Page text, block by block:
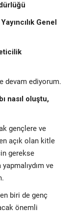
Genel
devam ediyorum.
nasıl oluştu,
gençlere ve
açık olan kitle
gerekse
ve
biri de genç
önemli